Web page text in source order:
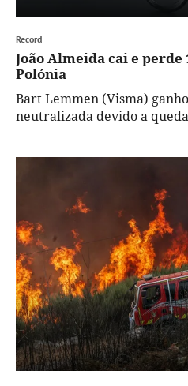
Record
João Almeida cai e
Polónia
Bart Lemmen (Visma)
neutralizada devido a